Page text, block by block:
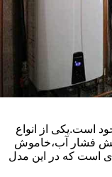
است.یکی از انواع
فشار آب،خاموش
است که در این مدل